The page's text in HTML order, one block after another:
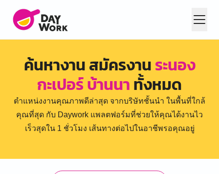
ค้นหางาน สมัครงานระนอง
กะเปอร์ บ้านนาทั้งหมด
ตำแหน่งงานคุณภาพดีล่าสุด จากบริษัทชั้นนำ ในพื้นที่ใกล้
คุณที่สุด กับ Daywork แพลตฟอร์มที่ช่วยให้คุณได้งานไว
เร็วสุดใน 1 ชั่วโมง เส้นทางต่อไปในอาชีพรอคุณอยู่